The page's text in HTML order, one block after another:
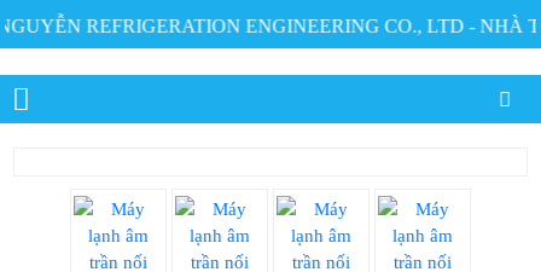
REFRIGERATION ENGINEERING CO., LTD - NHÀ